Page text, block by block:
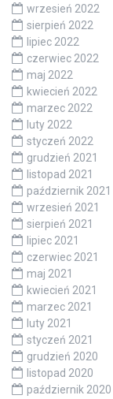
wrzesień 2022
sierpień 2022
lipiec 2022
czerwiec 2022
maj 2022
kwiecień 2022
marzec 2022
luty 2022
styczeń 2022
grudzień 2021
listopad 2021
październik 2021
wrzesień 2021
sierpień 2021
lipiec 2021
czerwiec 2021
maj 2021
kwiecień 2021
marzec 2021
luty 2021
styczeń 2021
grudzień 2020
listopad 2020
październik 2020